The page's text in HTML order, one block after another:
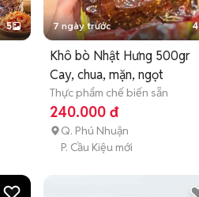
5 7 ngày trước 4
Khô bò Nhật Hưng 500gr
Cay, chua, mặn, ngọt
Thực phẩm chế biến sẵn
240.000 đ
Q. Phú Nhuận
P. Cầu Kiệu mới